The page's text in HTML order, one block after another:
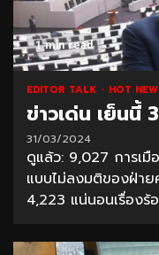
1 min read
EDITOR TALK HOT
ข่าวเด่น เย็นนี้
31/03/2024
ดูแล้ว: 9,027 การเมื
แบบไม่ลงมติของฝ่าย
4,223 แน่นอนเรื่อง